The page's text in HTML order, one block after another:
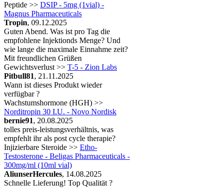
Peptide >> DSIP - 5mg (1vial) -
Magnus Pharmaceuticals
Tropin, 09.12.2025
Guten Abend. Was ist pro Tag die
empfohlene Injektionds Menge? Und
wie lange die maximale Einnahme zeit?
Mit freundlichen Grüßen
Gewichtsverlust >> T-5 - Zion Labs
Pitbull81, 21.11.2025
Wann ist dieses Produkt wieder
verfügbar ?
Wachstumshormone (HGH) >>
Norditropin 30 I.U. - Novo Nordisk
bernie91, 20.08.2025
tolles preis-leistungsverhältnis, was
empfehlt ihr als post cycle therapie?
Injizierbare Steroide >> Etho-
Testosterone - Beligas Pharmaceuticals -
300mg/ml (10ml vial)
AliunserHercules, 14.08.2025
Schnelle Lieferung! Top Qualität ?